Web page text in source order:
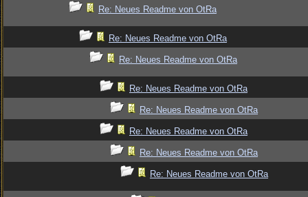
Re: Neues Readme von OtRa
Re: Neues Readme von OtRa
Re: Neues Readme von OtRa
Re: Neues Readme von OtRa
Re: Neues Readme von OtRa
Re: Neues Readme von OtRa
Re: Neues Readme von OtRa
Re: Neues Readme von OtRa